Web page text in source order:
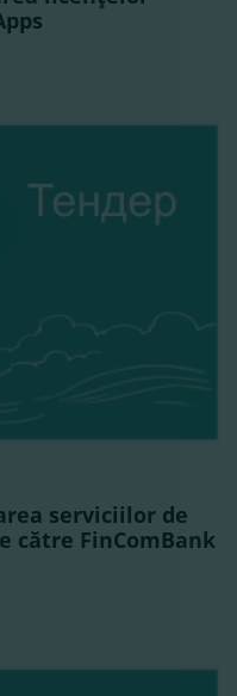
serviciilor de
către FinComBank